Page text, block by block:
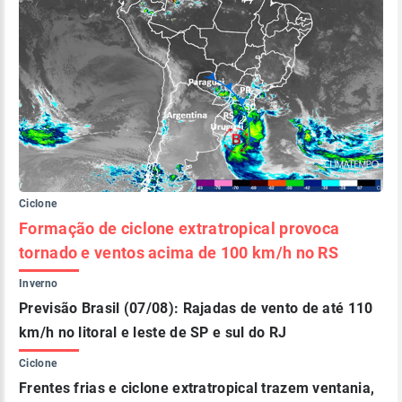
Ciclone
Formação de ciclone extratropical provoca
tornado e ventos acima de 100 km/h no RS
Inverno
Previsão Brasil (07/08): Rajadas de vento de até 110
km/h no litoral e leste de SP e sul do RJ
Ciclone
Frentes frias e ciclone extratropical trazem ventania,